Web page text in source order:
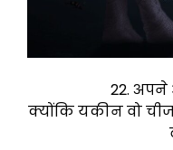
22.
क्योंकि यकीन वो